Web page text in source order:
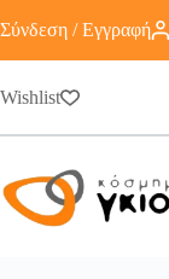
Σύνδεση / Εγγραφή
Wishlist